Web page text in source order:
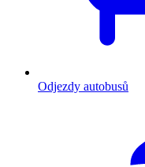
Odjezdy autobusů